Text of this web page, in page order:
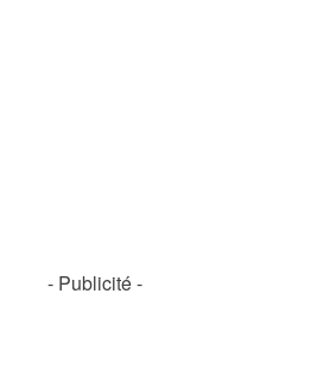
- Publicité -